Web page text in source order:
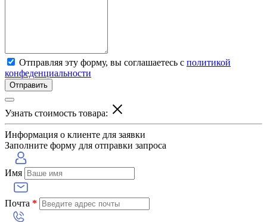
Отправляя эту форму, вы соглашаетесь с политикой
конфеденциальности
Отправить
Узнать стоимость товара:
Информация о клиенте для заявки
Заполните форму для отправки запроса
Имя
Почта *